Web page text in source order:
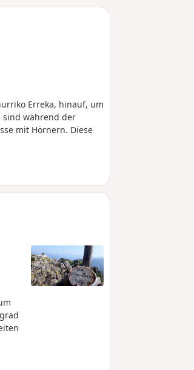
Erreka, hinauf, um
sind während der
mit Hörnern. Diese